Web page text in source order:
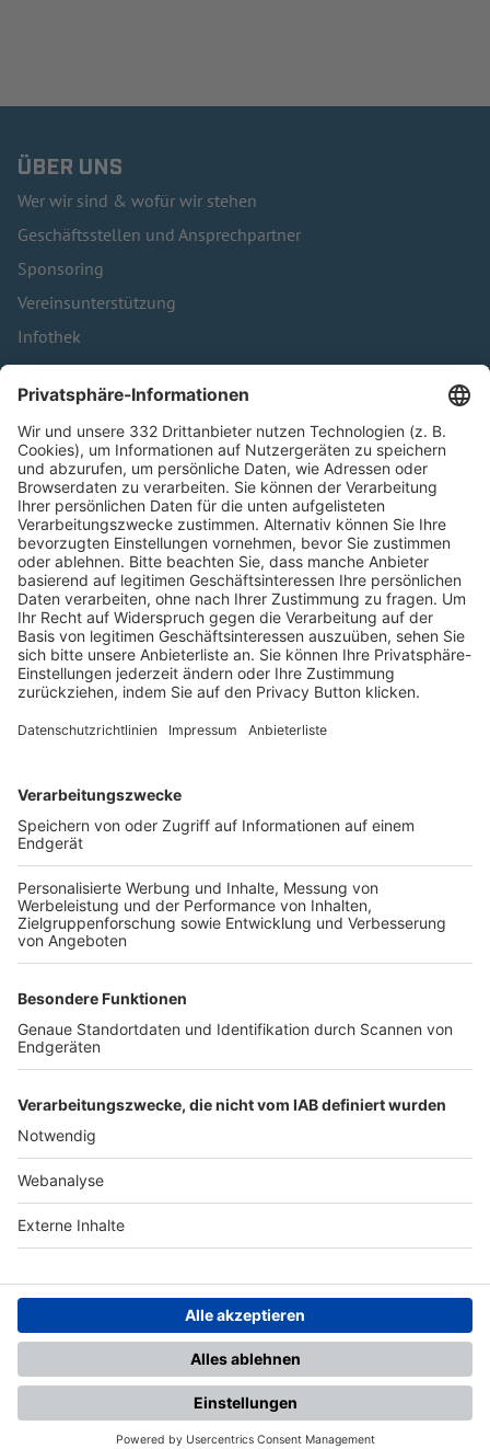
ÜBER UNS
Wer wir sind & wofür wir stehen
Geschäftsstellen und Ansprechpartner
Sponsoring
Vereinsunterstützung
Infothek
Kontakt
HÄUFIG BESUCHTE SEITEN
Pässe und Vereinswechsel
Trainerausbildung
Schulungsangebot Vereinsmitarbeiter
BFV-Geschäftsstellen
Trainerbörse
Login SpielPlus
FOLGE DEM BFV
TOP-VEREINE
TOP-PARTNER
SFV DFB
Nutzungsbedingungen Datenschutz Impressum
Ihr Gerät wird möglicherweise
nicht vollständig unterstützt.
Für die beste Nutzung empfehlen
wir ein kompatibles Gerät oder
einen aktuellen Browser.